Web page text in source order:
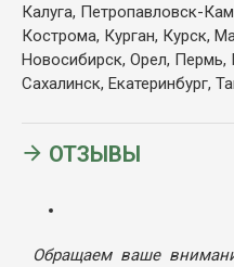
Калуга, Петропавловск-
Кострома, Курган, Курск,
Новосибирск, Орел,
Сахалинск, Екатеринбург,
ОТЗЫВЫ
Обращаем ваше